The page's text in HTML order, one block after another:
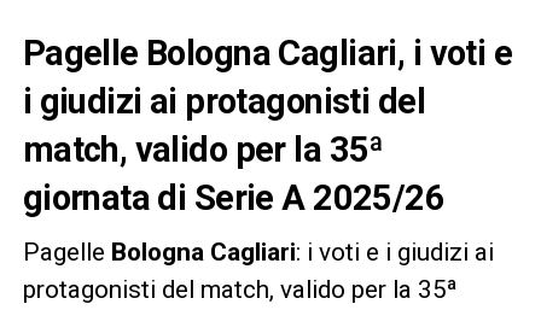
Pagelle Bologna Cagliari, i voti e
i giudizi ai protagonisti del
match, valido per la 35ª
giornata di Serie A 2025/26
Pagelle Bologna Cagliari: i voti e i giudizi ai
protagonisti del match, valido per la 35ª